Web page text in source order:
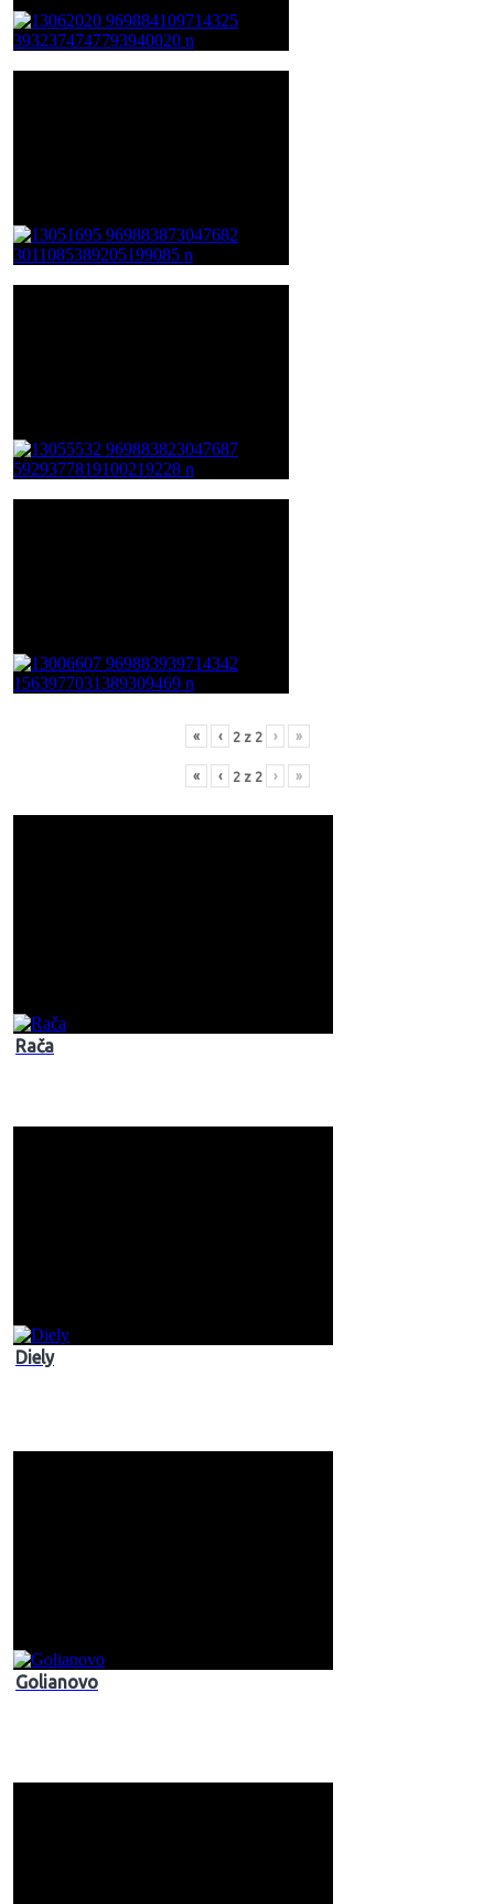
« ‹ 2z 2 › »
« ‹ 2z 2 › »
Rača
Diely
Golianovo